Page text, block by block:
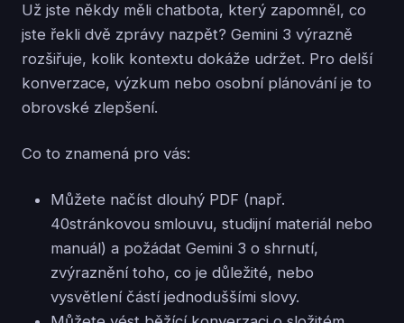
Už jste někdy měli chatbota, který zapomněl, co
jste řekli dvě zprávy nazpět? Gemini 3 výrazně
rozšiřuje, kolik kontextu dokáže udržet. Pro delší
konverzace, výzkum nebo osobní plánování je to
obrovské zlepšení.
Co to znamená pro vás:
Můžete načíst dlouhý PDF (např.
40stránkovou smlouvu, studijní materiál nebo
manuál) a požádat Gemini 3 o shrnutí,
zvýraznění toho, co je důležité, nebo
vysvětlení částí jednoduššími slovy.